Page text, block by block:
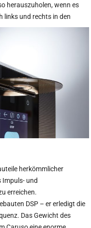
herauszuholen, wenn es
links und rechts in den
herkömmlicher
und
erreichen.
DSP – er erledigt die
Das Gewicht des